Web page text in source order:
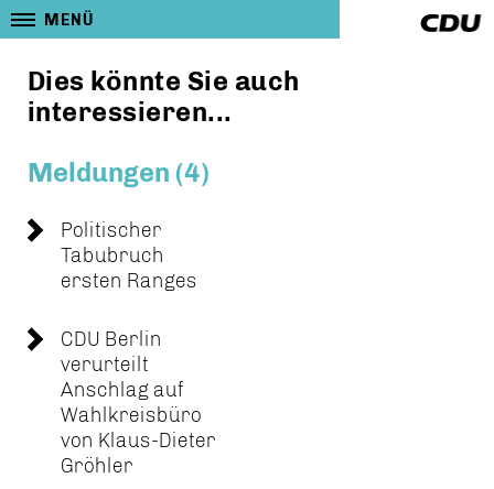
MENÜ
Dies könnte Sie auch
interessieren...
Meldungen (4)
Politischer
Tabubruch
ersten Ranges
CDU Berlin
verurteilt
Anschlag auf
Wahlkreisbüro
von Klaus-Dieter
Gröhler